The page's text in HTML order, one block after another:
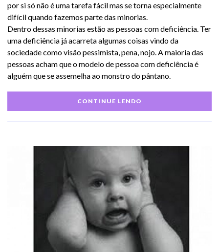
por si só não é uma tarefa fácil mas se torna especialmente
difícil quando fazemos parte das minorias.
Dentro dessas minorias estão as pessoas com deficiência. Ter
uma deficiência já acarreta algumas coisas vindo da
sociedade como visão pessimista, pena, nojo. A maioria das
pessoas acham que o modelo de pessoa com deficiência é
alguém que se assemelha ao monstro do pântano.
CONTINUE LENDO